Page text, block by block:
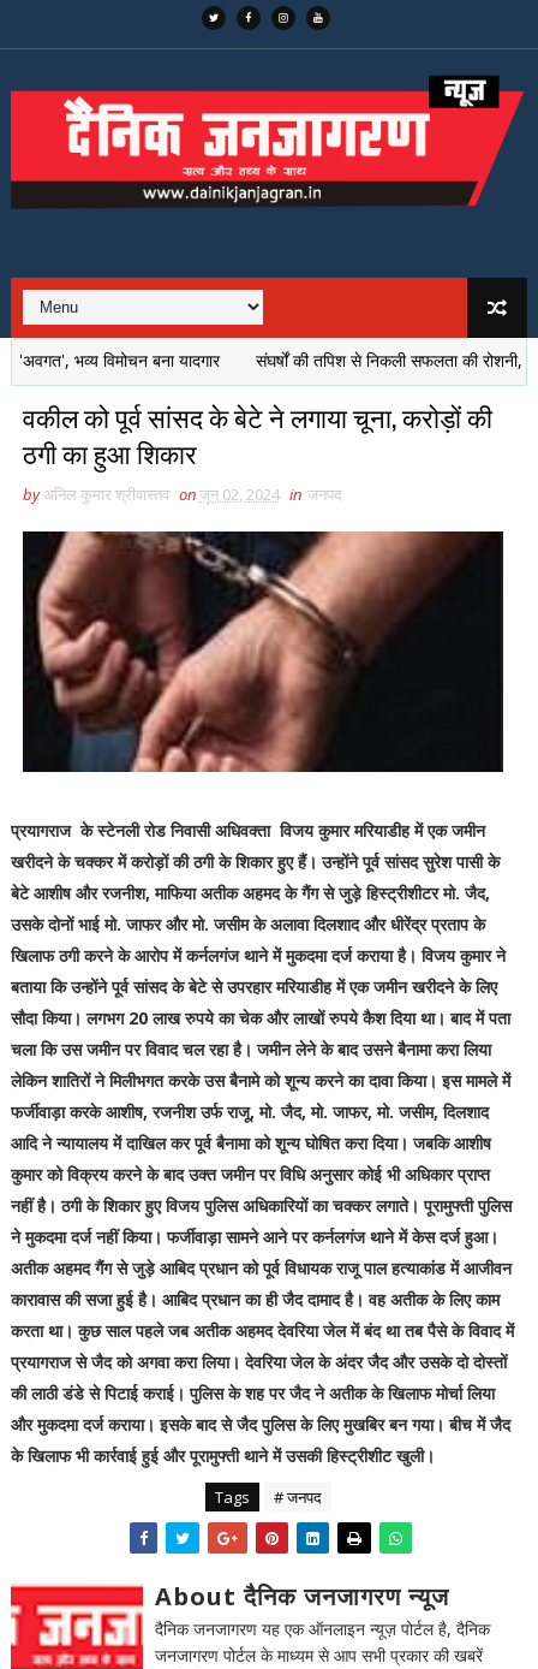
भव्य विमोचन बना यादगार संघर्षों की तपिश से निकली सफलता की रोशनी, सुकीर्ति
वकील को पूर्व सांसद के बेटे ने लगाया चूना, करोड़ों की
ठगी का हुआ शिकार
byअनिल कुमार श्रीवास्तव onजून 02, 2024 in जनपद
प्रयागराज के स्टेनली रोड निवासी अधिवक्ता विजय कुमार मरियाडीह में एक जमीन
खरीदने के चक्कर में करोड़ों की ठगी के शिकार हुए हैं। उन्होंने पूर्व सांसद सुरेश पासी के
बेटे आशीष और रजनीश, माफिया अतीक अहमद के गैंग से जुड़े हिस्ट्रीशीटर मो. जैद,
उसके दोनों भाई मो. जाफर और मो. जसीम के अलावा दिलशाद और धीरेंद्र प्रताप के
खिलाफ ठगी करने के आरोप में कर्नलगंज थाने में मुकदमा दर्ज कराया है। विजय कुमार ने
बताया कि उन्होंने पूर्व सांसद के बेटे से उपरहार मरियाडीह में एक जमीन खरीदने के लिए
सौदा किया। लगभग 20 लाख रुपये का चेक और लाखों रुपये कैश दिया था। बाद में पता
चला कि उस जमीन पर विवाद चल रहा है। जमीन लेने के बाद उसने बैनामा करा लिया
लेकिन शातिरों ने मिलीभगत करके उस बैनामे को शून्य करने का दावा किया। इस मामले में
फर्जीवाड़ा करके आशीष, रजनीश उर्फ राजू, मो. जैद, मो. जाफर, मो. जसीम, दिलशाद
आदि ने न्यायालय में दाखिल कर पूर्व बैनामा को शून्य घोषित करा दिया। जबकि आशीष
कुमार को विक्रय करने के बाद उक्त जमीन पर विधि अनुसार कोई भी अधिकार प्राप्त
नहीं है। ठगी के शिकार हुए विजय पुलिस अधिकारियों का चक्कर लगाते। पूरामुफ्ती पुलिस
ने मुकदमा दर्ज नहीं किया। फर्जीवाड़ा सामने आने पर कर्नलगंज थाने में केस दर्ज हुआ।
अतीक अहमद गैंग से जुड़े आबिद प्रधान को पूर्व विधायक राजू पाल हत्याकांड में आजीवन
कारावास की सजा हुई है। आबिद प्रधान का ही जैद दामाद है। वह अतीक के लिए काम
करता था। कुछ साल पहले जब अतीक अहमद देवरिया जेल में बंद था तब पैसे के विवाद में
प्रयागराज से जैद को अगवा करा लिया। देवरिया जेल के अंदर जैद और उसके दो दोस्तों
की लाठी डंडे से पिटाई कराई। पुलिस के शह पर जैद ने अतीक के खिलाफ मोर्चा लिया
और मुकदमा दर्ज कराया। इसके बाद से जैद पुलिस के लिए मुखबिर बन गया। बीच में जैद
के खिलाफ भी कार्रवाई हुई और पूरामुफ्ती थाने में उसकी हिस्ट्रीशीट खुली।
Tags # जनपद
About दैनिक जनजागरण न्यूज
दैनिक जनजागरण यह एक ऑनलाइन न्यूज़ पोर्टल है, दैनिक
जनजागरण पोर्टल के माध्यम से आप सभी प्रकार की खबरें